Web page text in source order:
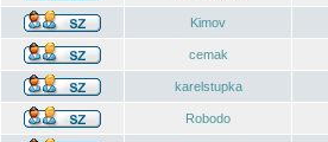
Kimov
cemak
karelstupka
Robodo